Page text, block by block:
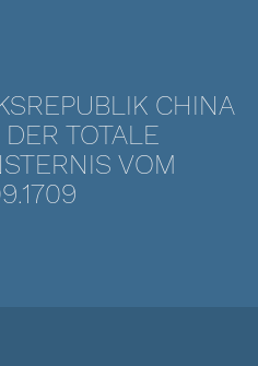
CHINA
TOTALE
VOM